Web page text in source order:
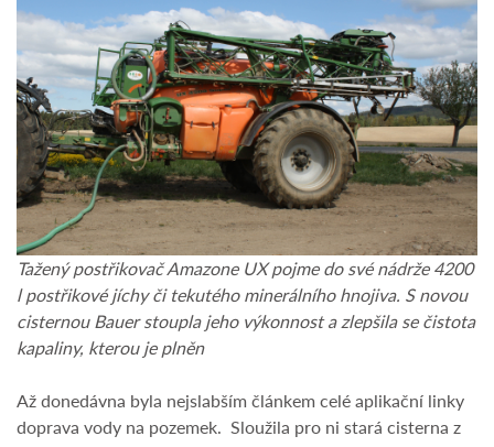
Tažený postřikovač Amazone UX pojme do své nádrže 4200
l postřikové jíchy či tekutého minerálního hnojiva. S novou
cisternou Bauer stoupla jeho výkonnost a zlepšila se čistota
kapaliny, kterou je plněn
Až donedávna byla nejslabším článkem celé aplikační linky
doprava vody na pozemek. Sloužila pro ni stará cisterna z